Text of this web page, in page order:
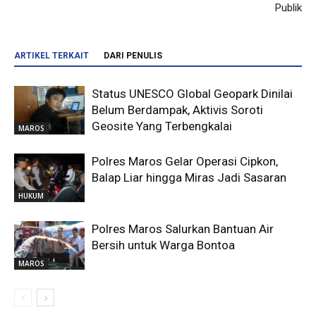
Publik
ARTIKEL TERKAIT DARI PENULIS
MAROS
Status UNESCO Global Geopark Dinilai
Belum Berdampak, Aktivis Soroti
Geosite Yang Terbengkalai
HUKUM
Polres Maros Gelar Operasi Cipkon,
Balap Liar hingga Miras Jadi Sasaran
MAROS
Polres Maros Salurkan Bantuan Air
Bersih untuk Warga Bontoa